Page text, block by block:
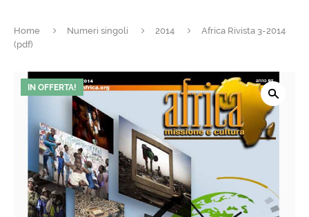
Home Numeri singoli 2014
Africa Rivista 3-2014
(pdf)
IN OFFERTA!